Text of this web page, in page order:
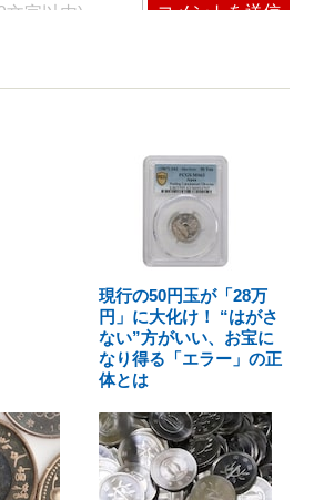
現行の50円玉が「28万
円」に大化け！ “はがさ
ない”方がいい、お宝に
なり得る「エラー」の正
体とは